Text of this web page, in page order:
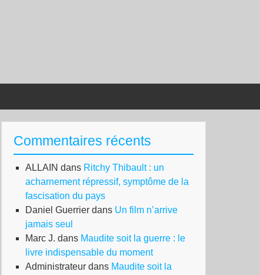
Commentaires récents
ALLAIN dans Ritchy Thibault : un
acharnement répressif, symptôme de la
fascisation du pays
Daniel Guerrier dans Un film n’arrive
jamais seul
Marc J. dans Maudite soit la guerre : le
livre indispensable du moment
Administrateur dans Maudite soit la